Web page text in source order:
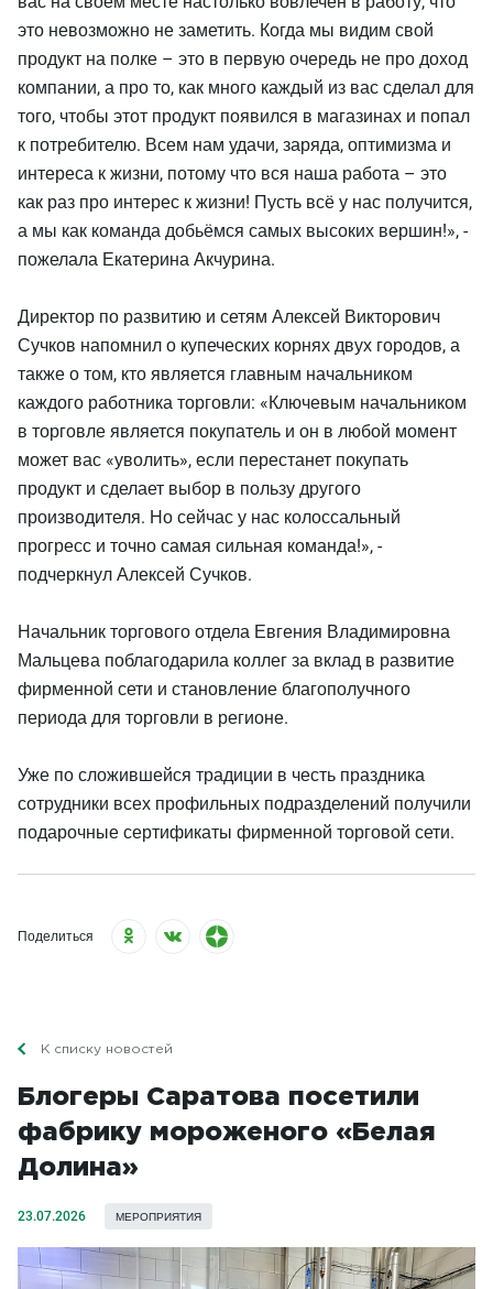
это невозможно не заметить. Когда мы видим свой
продукт на полке – это в первую очередь не про доход
компании, а про то, как много каждый из вас сделал для
того, чтобы этот продукт появился в магазинах и попал
к потребителю. Всем нам удачи, заряда, оптимизма и
интереса к жизни, потому что вся наша работа – это
как раз про интерес к жизни! Пусть всё у нас получится,
а мы как команда добьёмся самых высоких вершин!», -
пожелала Екатерина Акчурина.
Директор по развитию и сетям Алексей Викторович
Сучков напомнил о купеческих корнях двух городов, а
также о том, кто является главным начальником
каждого работника торговли: «Ключевым начальником
в торговле является покупатель и он в любой момент
может вас «уволить», если перестанет покупать
продукт и сделает выбор в пользу другого
производителя. Но сейчас у нас колоссальный
прогресс и точно самая сильная команда!», -
подчеркнул Алексей Сучков.
Начальник торгового отдела Евгения Владимировна
Мальцева поблагодарила коллег за вклад в развитие
фирменной сети и становление благополучного
периода для торговли в регионе.
Уже по сложившейся традиции в честь праздника
сотрудники всех профильных подразделений получили
подарочные сертификаты фирменной торговой сети.
Поделиться
К списку новостей
Блогеры Саратова посетили
фабрику мороженого «Белая
Долина»
23.07.2026 МЕРОПРИЯТИЯ